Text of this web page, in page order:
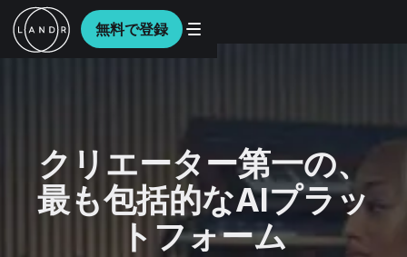
無料で登録
クリエーター第一の、
最も包括的なAIプラッ
トフォーム